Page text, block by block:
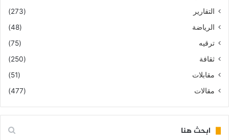
التقارير
(273)
الرياضة
(48)
ترقيه
(75)
ثقافة
(250)
مقابلات
(51)
مقالات
(477)
ابحث هنا